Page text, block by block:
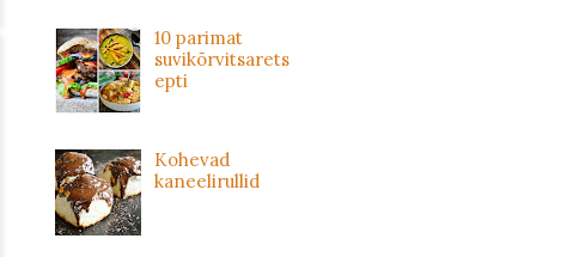
10 parimat
suvikõrvitsarets
epti
Kohevad
kaneelirullid